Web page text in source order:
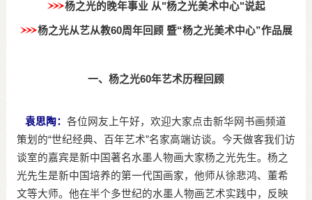
杨之光的晚年事业 从"杨之光美术中心"说起
杨之光从艺从教60周年回顾 暨“杨之光美术中心”作品展
一、杨之光60年艺术历程回顾
袁思陶： 各位网友上午好，欢迎大家点击新华网书画频道
策划的“世纪经典、百年艺术”名家高端访谈。今天做客我们访
谈室的嘉宾是新中国著名水墨人物画大家杨之光先生。杨之
光先生是新中国培养的第一代国画家，他师从徐悲鸿、董希
文等大师。他在半个多世纪的水墨人物画艺术实践中，反映